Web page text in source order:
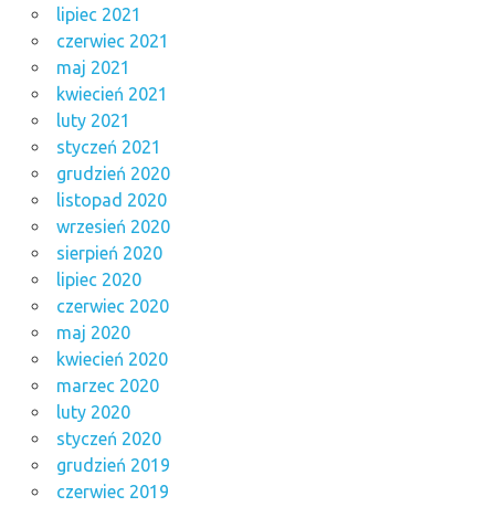
lipiec 2021
czerwiec 2021
maj 2021
kwiecień 2021
luty 2021
styczeń 2021
grudzień 2020
listopad 2020
wrzesień 2020
sierpień 2020
lipiec 2020
czerwiec 2020
maj 2020
kwiecień 2020
marzec 2020
luty 2020
styczeń 2020
grudzień 2019
czerwiec 2019